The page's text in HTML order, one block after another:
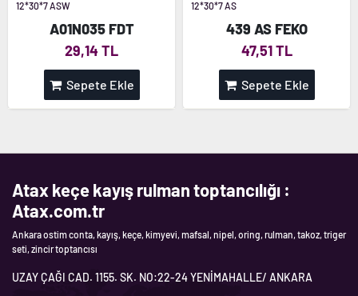
12*30*7 ASW
A01N035 FDT
29,14 TL
Sepete Ekle
12*30*7 AS
439 AS FEKO
47,51 TL
Sepete Ekle
Atax keçe kayış rulman toptancılığı :
Atax.com.tr
Ankara ostim conta, kayış, keçe, kimyevi, mafsal, nipel, oring, rulman, takoz, triger
seti, zincir toptancısı
UZAY ÇAĞI CAD. 1155. SK. NO:22-24 YENİMAHALLE/ ANKARA